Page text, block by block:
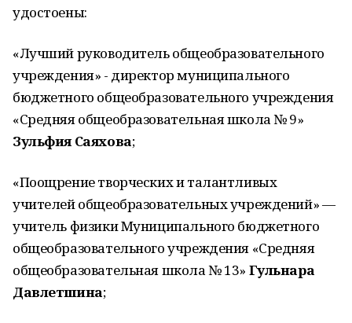
удостоены:
«Лучший руководитель общеобразовательного
учреждения» - директор муниципального
бюджетного общеобразовательного учреждения
«Средняя общеобразовательная школа № 9»
Зульфия Саяхова;
«Поощрение творческих и талантливых
учителей общеобразовательных учреждений» —
учитель физики Муниципального бюджетного
общеобразовательного учреждения «Средняя
общеобразовательная школа № 13» Гульнара
Давлетшина;